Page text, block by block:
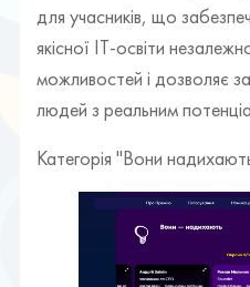
для учасників, що
якісної ІТ-освіти
можливостей і дозволяє
людей з реальним
Категорія "Вони